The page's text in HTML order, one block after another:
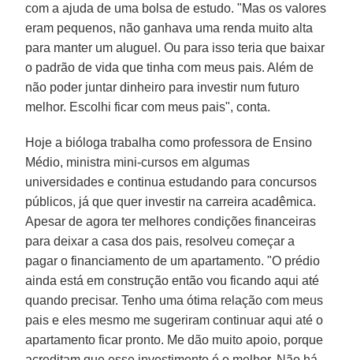
com a ajuda de uma bolsa de estudo. "Mas os valores
eram pequenos, não ganhava uma renda muito alta
para manter um aluguel. Ou para isso teria que baixar
o padrão de vida que tinha com meus pais. Além de
não poder juntar dinheiro para investir num futuro
melhor. Escolhi ficar com meus pais", conta.
Hoje a bióloga trabalha como professora de Ensino
Médio, ministra mini-cursos em algumas
universidades e continua estudando para concursos
públicos, já que quer investir na carreira acadêmica.
Apesar de agora ter melhores condições financeiras
para deixar a casa dos pais, resolveu começar a
pagar o financiamento de um apartamento. "O prédio
ainda está em construção então vou ficando aqui até
quando precisar. Tenho uma ótima relação com meus
pais e eles mesmo me sugeriram continuar aqui até o
apartamento ficar pronto. Me dão muito apoio, porque